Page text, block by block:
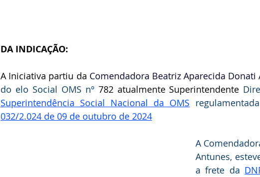
DA INDICAÇÃO:
A Iniciativa partiu da Comendadora Beatriz Aparecida Donati
do elo Social OMS nº 782 atualmente Superintendente
Superintendência Social Nacional da OMS
032/2.024 de 09 de outubro de 2024
A
Antunes,
a frete da